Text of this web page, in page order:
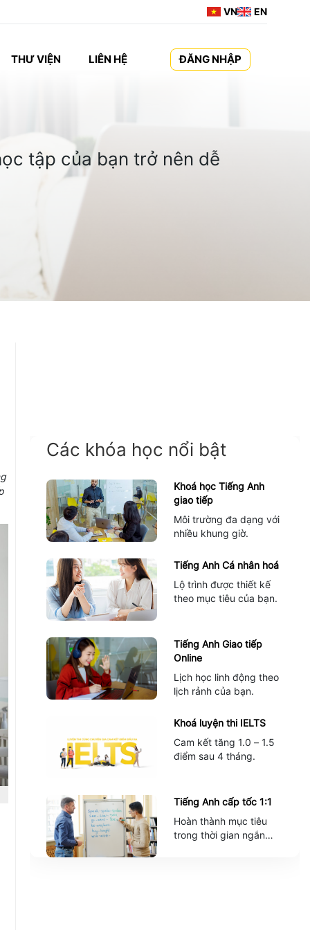
VN EN
THƯ VIỆN LIÊN HỆ ĐĂNG NHẬP
tập của bạn trở nên dễ
Các khóa học nổi bật
Khoá học Tiếng Anh
giao tiếp
Môi trường đa dạng với
nhiều khung giờ.
Tiếng Anh Cá nhân hoá
Lộ trình được thiết kế
theo mục tiêu của bạn.
Tiếng Anh Giao tiếp
Online
Lịch học linh động theo
lịch rảnh của bạn.
Khoá luyện thi IELTS
Cam kết tăng 1.0 – 1.5
điểm sau 4 tháng.
Tiếng Anh cấp tốc 1:1
Hoàn thành mục tiêu
trong thời gian ngắn